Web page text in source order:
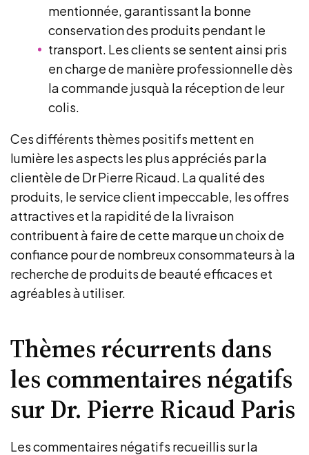
mentionnée, garantissant la bonne
conservation des produits pendant le
transport. Les clients se sentent ainsi pris
en charge de manière professionnelle dès
la commande jusquà la réception de leur
colis.
Ces différents thèmes positifs mettent en
lumière les aspects les plus appréciés par la
clientèle de Dr Pierre Ricaud. La qualité des
produits, le service client impeccable, les offres
attractives et la rapidité de la livraison
contribuent à faire de cette marque un choix de
confiance pour de nombreux consommateurs à la
recherche de produits de beauté efficaces et
agréables à utiliser.
Thèmes récurrents dans
les commentaires négatifs
sur Dr. Pierre Ricaud Paris
Les commentaires négatifs recueillis sur la